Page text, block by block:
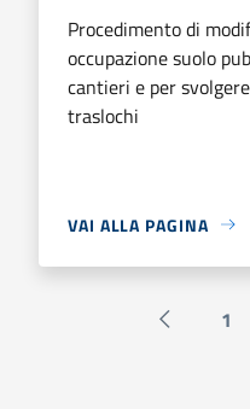
Procedimento di
occupazione suolo
cantieri e per
traslochi
VAI ALLA PAGINA
Pagina 1